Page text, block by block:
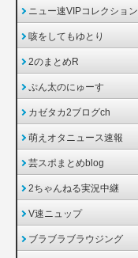
ニュー速VIPコレクション
咳をしてもゆとり
2のまとめR
ぷん太のにゅーす
カゼタカ2ブログch
萌えオタニュース速報
芸スポまとめblog
2ちゃんねる実況中継
V速ニュップ
ブラブラブラウジング